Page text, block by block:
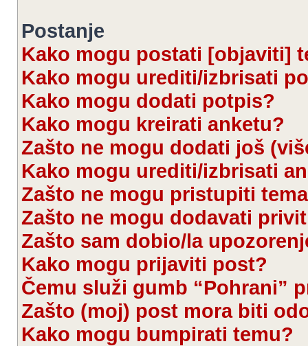
Postanje
Kako mogu postati [objaviti]
Kako mogu urediti/izbrisati
Kako mogu dodati potpis?
Kako mogu kreirati anketu?
Zašto ne mogu dodati još
Kako mogu urediti/izbrisati
Zašto ne mogu pristupiti
Zašto ne mogu dodavati
Zašto sam dobio/la
Kako mogu prijaviti post?
Čemu služi gumb “Pohrani”
Zašto (moj) post mora biti
Kako mogu bumpirati temu?